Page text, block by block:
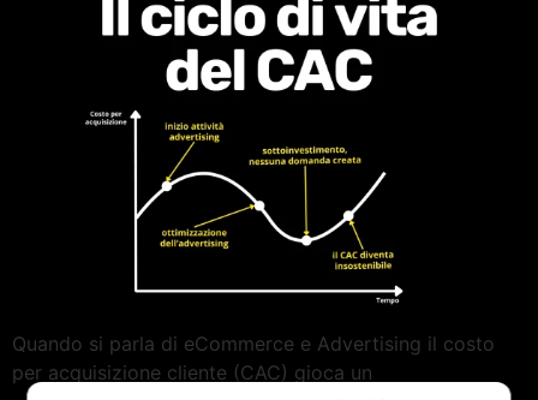
Quando si parla di eCommerce e Advertising il costo
per acquisizione cliente (CAC) gioca un